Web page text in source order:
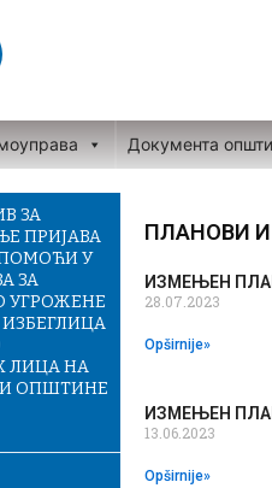
Документа
ЗА
ПРИЈАВА
У
ЗА
УГРОЖЕНЕ
ЛИЦА НА
ОПШТИНЕ
ПЛАНОВИ
ИЗМЕЊЕН
28.07.2023
Opširnije»
ИЗМЕЊЕН
13.06.2023
Opširnije»